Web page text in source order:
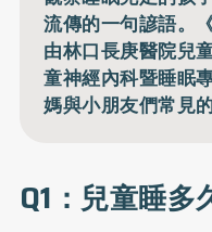
流傳的一句諺語。
由林口長庚醫院兒
童神經內科暨睡眠
媽與小朋友們常見
Q1：兒童睡多